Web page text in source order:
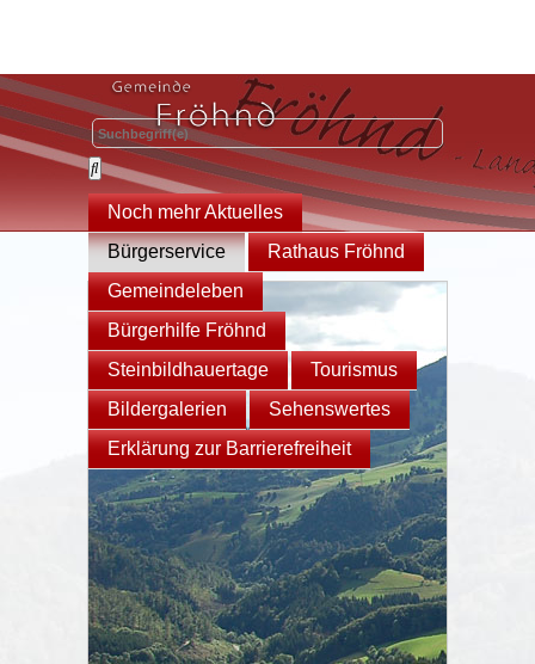
Noch mehr Aktuelles
Bürgerservice
Rathaus Fröhnd
Gemeindeleben
Bürgerhilfe Fröhnd
Steinbildhauertage
Tourismus
Bildergalerien
Sehenswertes
Erklärung zur Barrierefreiheit